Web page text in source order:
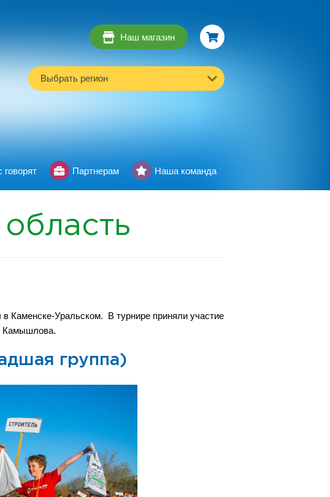
Наш магазин
Выбрать регион
говорят Партнерам Наша команда
Каменске-Уральском.
В турнире приняли участие
Камышлова.
группа)